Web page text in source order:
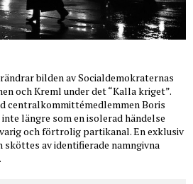
bilden av Socialdemokraternas
och Kreml under det “Kalla kriget”.
centralkommittémedlemmen Boris
längre som en isolerad händelse
och förtrolig partikanal. En exklusiv
av identifierade namngivna